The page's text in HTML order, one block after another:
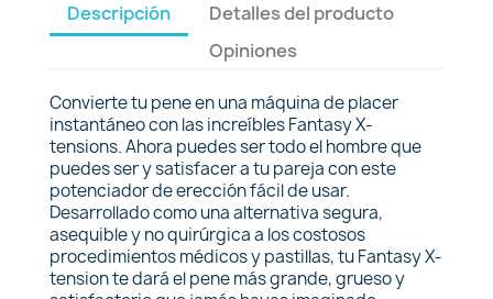
Descripción
Detalles del producto
Opiniones
Convierte tu pene en una máquina de placer
instantáneo con las increíbles Fantasy X-
tensions. Ahora puedes ser todo el hombre que
puedes ser y satisfacer a tu pareja con este
potenciador de erección fácil de usar.
Desarrollado como una alternativa segura,
asequible y no quirúrgica a los costosos
procedimientos médicos y pastillas, tu Fantasy X-
tension te dará el pene más grande, grueso y